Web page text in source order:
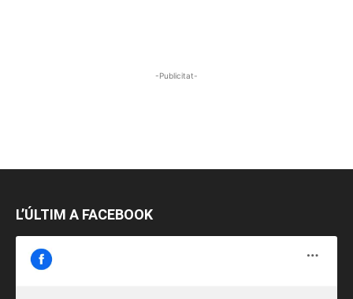
-Publicitat-
L’ÚLTIM A FACEBOOK